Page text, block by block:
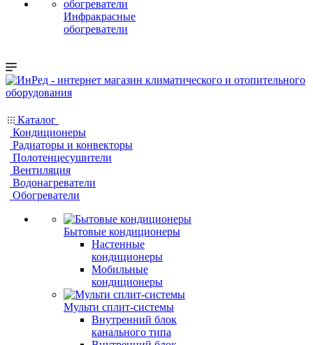
Инфракрасные
обогреватели
Каталог
Кондиционеры
Радиаторы и конвекторы
Полотенцесушители
Вентиляция
Водонагреватели
Обогреватели
Бытовые кондиционеры
Настенные
кондиционеры
Мобильные
кондиционеры
Мульти сплит-системы
Внутренний блок
канального типа